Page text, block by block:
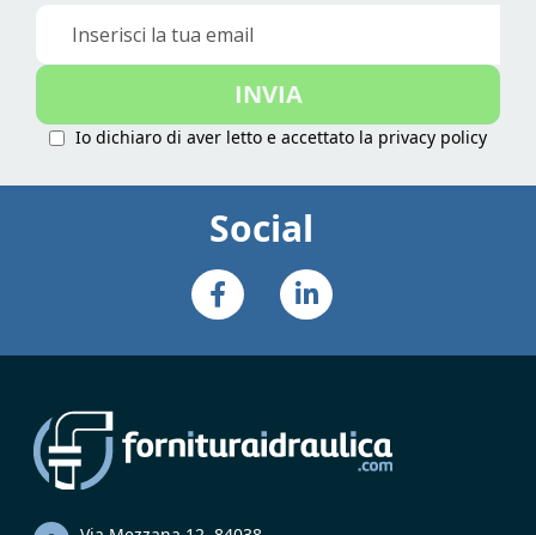
Iscriviti
nostra
INVIA
Io dichiaro di aver letto e accettato la privacy policy
Social